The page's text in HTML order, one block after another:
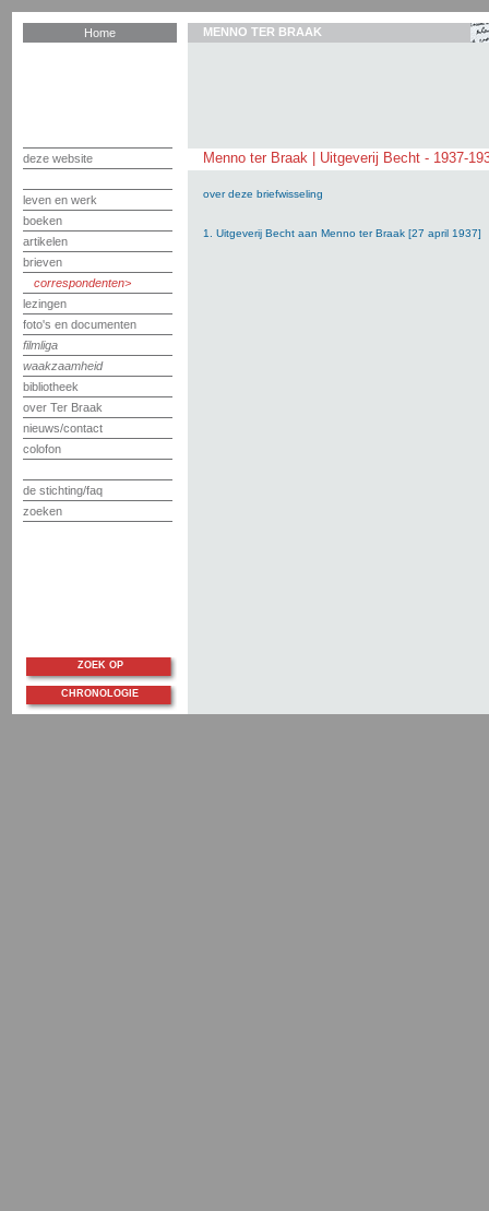
Home
deze website
leven en werk
boeken
artikelen
brieven
correspondenten
lezingen
foto's en documenten
filmliga
waakzaamheid
bibliotheek
over Ter Braak
nieuws/contact
colofon
de stichting/faq
zoeken
MENNO TER BRAAK
Menno ter Braak | Uitgeverij Becht - 1937-
over deze briefwisseling
1. Uitgeverij Becht aan Menno ter Braak [27 april 1937]
ZOEK OP
CHRONOLOGIE